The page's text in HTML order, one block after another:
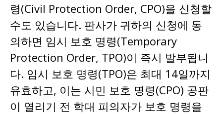
령(Civil Protection Order, CPO)을 신청할
수도 있습니다. 판사가 귀하의 신청에 동
의하면 임시 보호 명령(Temporary
Protection Order, TPO)이 즉시 발부됩니
다. 임시 보호 명령(TPO)은 최대 14일까지
유효하고, 이는 시민 보호 명령(CPO) 공판
이 열리기 전 학대 피의자가 보호 명령을